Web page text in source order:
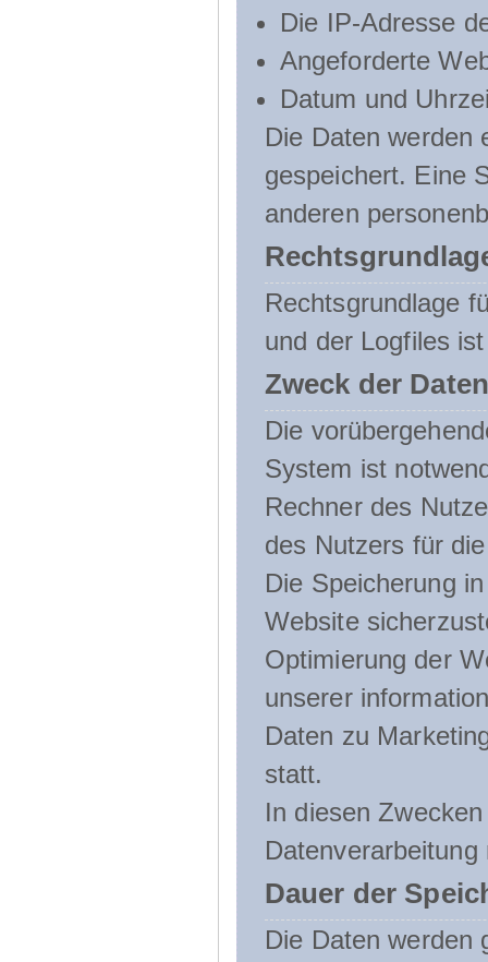
Die IP-Adresse
Angeforderte
Datum und
Die Daten werden
gespeichert. Eine
anderen
Rechtsgrundlage
und der Logfiles
Zweck der
Die
System ist
Rechner des
des Nutzers für
Die Speicherung
Website
Optimierung der
unserer
Daten zu
statt.
In diesen
Dauer der
Die Daten werden